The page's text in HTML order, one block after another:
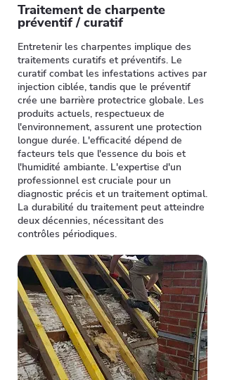
Traitement de charpente
préventif / curatif
Entretenir les charpentes implique des
traitements curatifs et préventifs. Le
curatif combat les infestations actives par
injection ciblée, tandis que le préventif
crée une barrière protectrice globale. Les
produits actuels, respectueux de
l'environnement, assurent une protection
longue durée. L'efficacité dépend de
facteurs tels que l'essence du bois et
l'humidité ambiante. L'expertise d'un
professionnel est cruciale pour un
diagnostic précis et un traitement optimal.
La durabilité du traitement peut atteindre
deux décennies, nécessitant des
contrôles périodiques.